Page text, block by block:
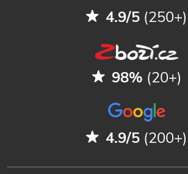
4.9/5 (250+)
98% (20+)
4.9/5 (200+)